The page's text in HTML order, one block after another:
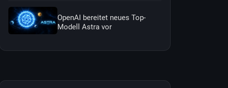
OpenAI bereitet neues Top-
Modell Astra vor